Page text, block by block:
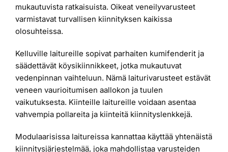
mukautuvista ratkaisuista. Oikeat veneilyvarusteet
varmistavat turvallisen kiinnityksen kaikissa
olosuhteissa.
Kelluville laitureille sopivat parhaiten kumifenderit ja
säädettävät köysikiinnikkeet, jotka mukautuvat
vedenpinnan vaihteluun. Nämä laiturivarusteet estävät
veneen vaurioitumisen aallokon ja tuulen
vaikutuksesta. Kiinteille laitureille voidaan asentaa
vahvempia pollareita ja kiinteitä kiinnityslenkkejä.
Modulaarisissa laitureissa kannattaa käyttää yhtenäistä
kiinnitysjärjestelmää, joka mahdollistaa varusteiden